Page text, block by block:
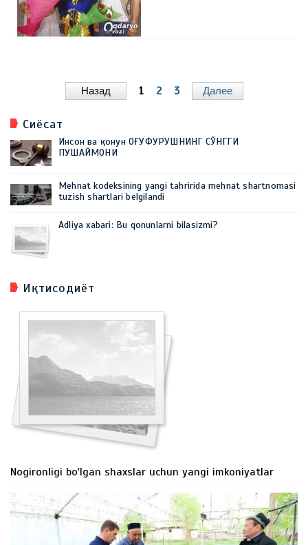
Назад 1 2 3 Далее
Сиёсат
Инсон ва қонун ОҒУФУРУШНИНГ СЎНГГИ
ПУШАЙМОНИ
Mehnat kodeksining yangi tahririda mehnat shartnomasi
tuzish shartlari belgilandi
Adliya xabari: Bu qonunlarni bilasizmi?
Иқтисодиёт
Nogironligi bo'lgan shaxslar uchun yangi imkoniyatlar